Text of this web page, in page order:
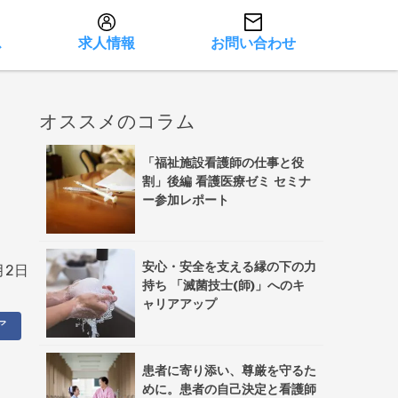
求人情報 お問い合わせ
2日
オススメのコラム
「福祉施設看護師の仕事と役
割」後編 看護医療ゼミ セミナ
ー参加レポート
安心・安全を支える縁の下の力
持ち 「滅菌技士(師)」へのキ
ャリアアップ
患者に寄り添い、尊厳を守るた
めに。患者の自己決定と看護師